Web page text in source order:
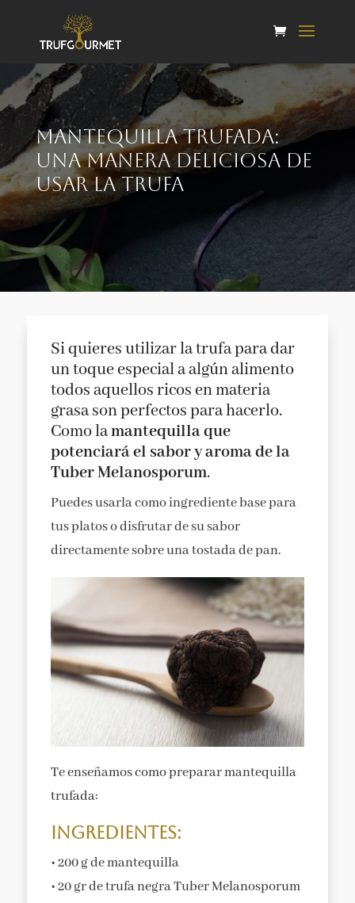
Mantequilla trufada:
Una manera deliciosa de
usar la trufa
Si quieres utilizar la trufa para dar
un toque especial a algún alimento
todos aquellos ricos en materia
grasa son perfectos para hacerlo.
Como lamantequilla que
potenciará el sabor y aroma de la
Tuber Melanosporum.
Puedes usarla como ingrediente base para
tus platos o disfrutar de su sabor
directamente sobre una tostada de pan.
Te enseñamos como preparar mantequilla
trufada:
Ingredientes:
• 200 g de mantequilla
• 20 gr de trufa negra Tuber Melanosporum